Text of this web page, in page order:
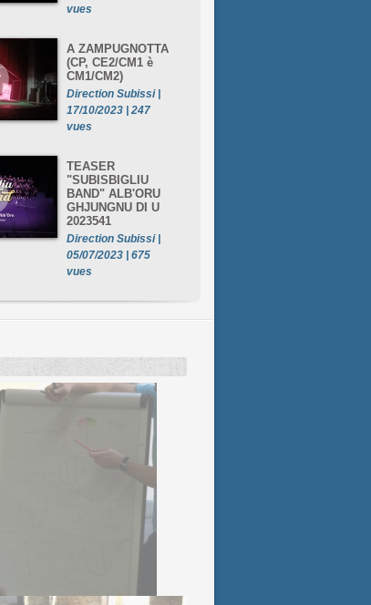
vues
A ZAMPUGNOTTA
(CP, CE2/CM1 è
CM1/CM2)
Direction Subissi |
17/10/2023 | 247
vues
TEASER
"SUBISBIGLIU
BAND" ALB'ORU
GHJUNGNU DI U
2023541
Direction Subissi |
05/07/2023 | 675
vues